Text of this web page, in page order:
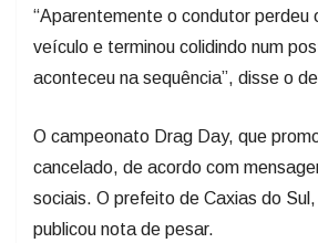
“Aparentemente o condutor perdeu
veículo e terminou colidindo num
aconteceu na sequência”, disse o
O campeonato Drag Day, que
cancelado, de acordo com
sociais. O prefeito de Caxias do
publicou nota de pesar.